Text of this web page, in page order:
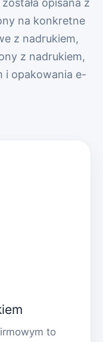
opisana z
na konkretne
z nadrukiem,
z nadrukiem,
i opakowania e-
to